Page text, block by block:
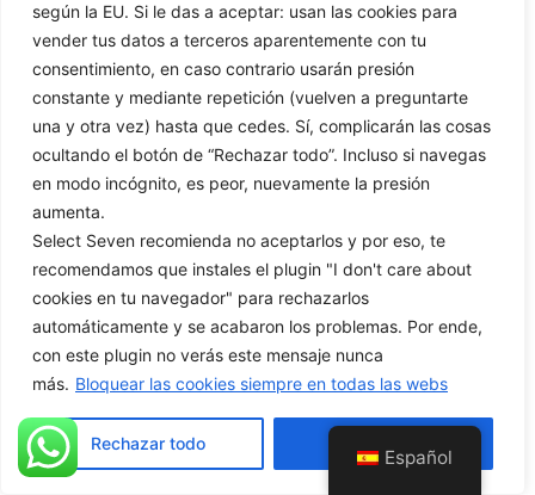
según la EU. Si le das a aceptar: usan las cookies para
vender tus datos a terceros aparentemente con tu
consentimiento, en caso contrario usarán presión
constante y mediante repetición (vuelven a preguntarte
una y otra vez) hasta que cedes. Sí, complicarán las cosas
ocultando el botón de “Rechazar todo”. Incluso si navegas
en modo incógnito, es peor, nuevamente la presión
aumenta.
Select Seven recomienda no aceptarlos y por eso, te
recomendamos que instales el plugin "I don't care about
cookies en tu navegador" para rechazarlos
automáticamente y se acabaron los problemas. Por ende,
con este plugin no verás este mensaje nunca
más. Bloquear las cookies siempre en todas las webs
Rechazar todo
Portátil ASUS VIVOBOOK F1504VA-BQ125W
Intel Core 5 120U 16GB 512GB Windows 11
0
5
€739,00
Añadir al carrito
Español